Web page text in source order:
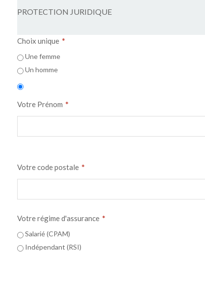
PROTECTION JURIDIQUE
Choix unique *
Une femme
Un homme
Votre Prénom *
Votre code postale *
Votre régime d'assurance *
Salarié (CPAM)
Indépendant (RSI)